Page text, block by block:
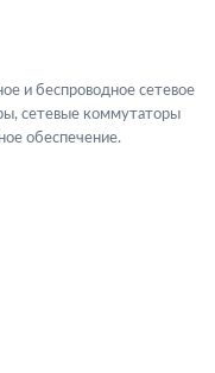
и беспроводное сетевое
сетевые коммутаторы
обеспечение.